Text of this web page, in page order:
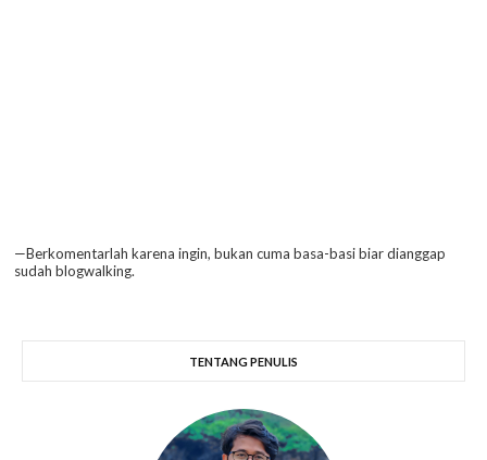
—Berkomentarlah karena ingin, bukan cuma basa-basi biar dianggap
sudah blogwalking.
TENTANG PENULIS